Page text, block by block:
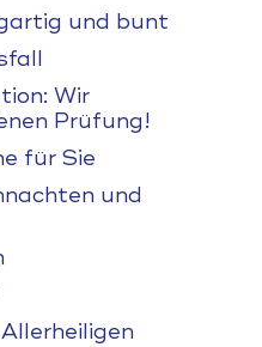
und bunt
Wir
Prüfung!
für Sie
und